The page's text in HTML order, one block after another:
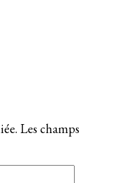
Les champs